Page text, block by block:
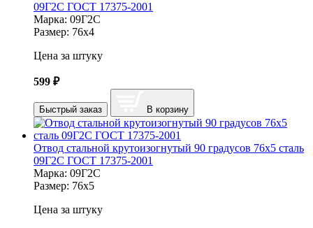
09Г2С ГОСТ 17375-2001
Марка: 09Г2С
Размер: 76х4
Цена за штуку
599 ₽
Быстрый заказ В корзину
Отвод стальной крутоизогнутый 90 градусов 76х5 сталь
09Г2С ГОСТ 17375-2001
Марка: 09Г2С
Размер: 76х5
Цена за штуку